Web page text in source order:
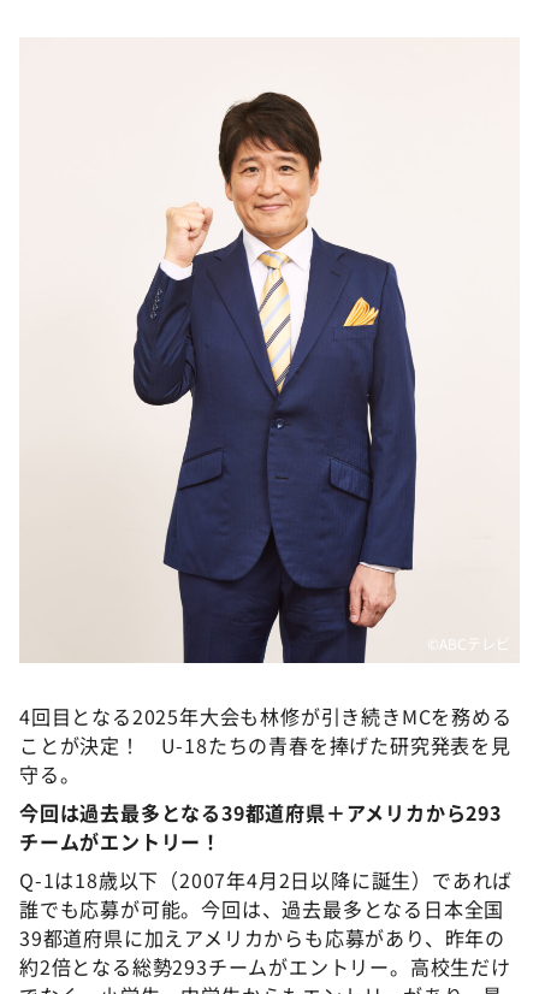
©ABCテレビ
4回目となる2025年大会も林修が引き続きMCを務める
ことが決定！ U-18たちの青春を捧げた研究発表を見
守る。
今回は過去最多となる39都道府県＋アメリカから293
チームがエントリー！
Q-1は18歳以下（2007年4月2日以降に誕生）であれば
誰でも応募が可能。今回は、過去最多となる日本全国
39都道府県に加えアメリカからも応募があり、昨年の
約2倍となる総勢293チームがエントリー。高校生だけ